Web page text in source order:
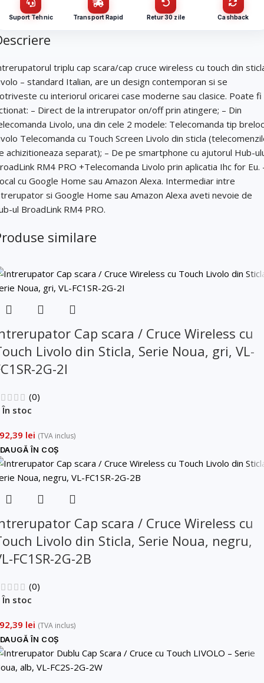
*
*
(cantitate, termen, alte detalii)
/ firmă
*
tale (proiect, buget, termen, alte produse)
Trimite solicitarea
Suport Tehnic Transport Rapid Retur 30 zile Cashback
triplu cap scara/cap cruce wireless cu touch din
– standard Italian, are un design contemporan si se
cu interiorul oricarei case moderne sau clasice. Poate fi
– Direct de la intrerupator on/off prin atingere; – Din
Livolo, una din cele 2 modele: Telecomanda tip breloc
Telecomanda cu Touch Screen Livolo din sticla
achizitioneaza separat); – De pe smartphone cu ajutorul Hub-
RM4 PRO +Telecomanda Livolo prin aplicatia Ihc for Eu.
cu Google Home sau Amazon Alexa. Intermediar intre
si Google Home sau Amazon Alexa aveti nevoie de
ul BroadLink RM4 PRO.
similare
Cap scara / Cruce Wireless cu
Livolo din Sticla, Serie Noua, gri, VL-
2G-2I
(0)
În stoc
lei (TVA inclus)
ÎN COȘ
Cap scara / Cruce Wireless cu
Livolo din Sticla, Serie Noua, negru,
FC1SR-2G-2B
(0)
În stoc
lei (TVA inclus)
ÎN COȘ